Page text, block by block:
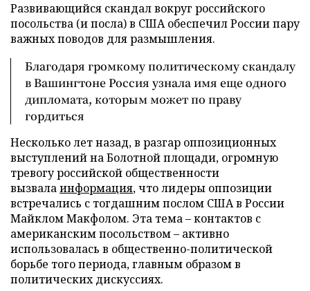
Развивающийся скандал вокруг российского
посольства (и посла) в США обеспечил России пару
важных поводов для размышления.
Благодаря громкому политическому скандалу
в Вашингтоне Россия узнала имя еще одного
дипломата, которым может по праву
гордиться
Несколько лет назад, в разгар оппозиционных
выступлений на Болотной площади, огромную
тревогу российской общественности
вызвалаинформация, что лидеры оппозиции
встречались с тогдашним послом США в России
Майклом Макфолом. Эта тема – контактов с
американским посольством – активно
использовалась в общественно-политической
борьбе того периода, главным образом в
политических дискуссиях.